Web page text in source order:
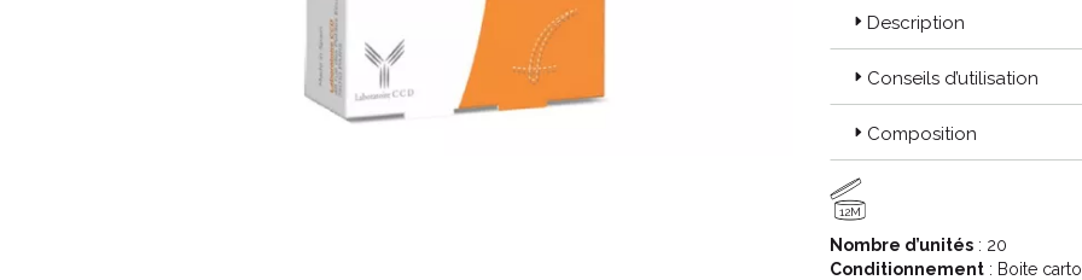
Description
Conseils d’utilisation
Composition
12M
Nombre d’unités : 20
Conditionnement : Boite